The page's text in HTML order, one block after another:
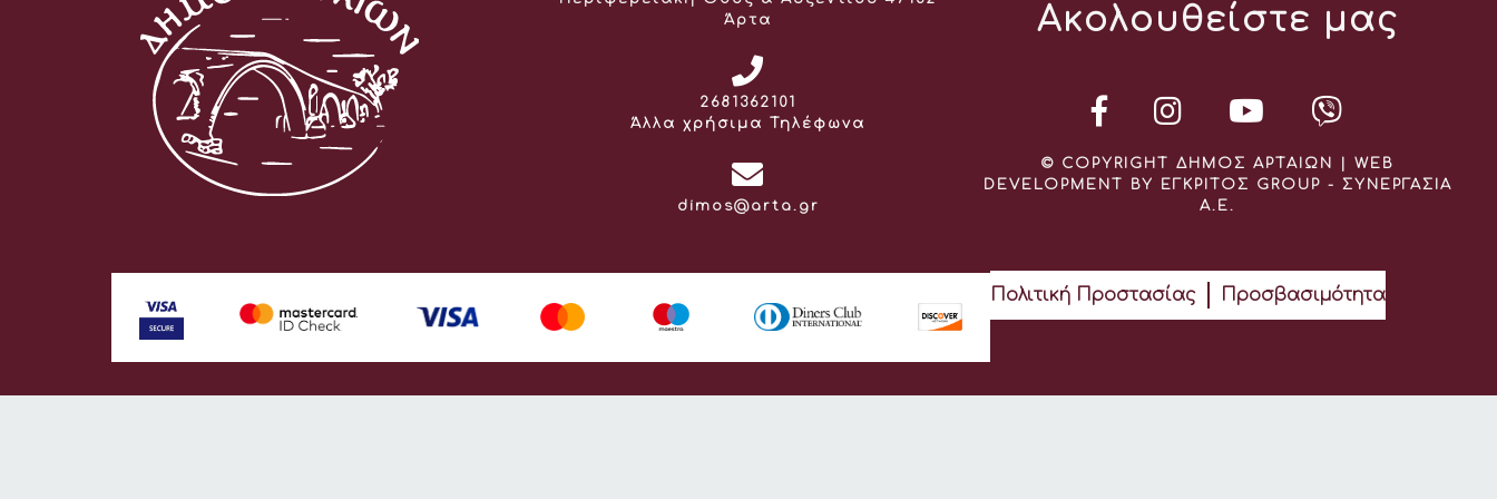
Άρτα
Τηλέφωνο:
2681362101
Άλλα χρήσιμα Τηλέφωνα
Email:
dimos@arta.gr
Ακολουθείστε μας
© COPYRIGHT ΔΗΜΟΣ ΑΡΤΑΙΩΝ | WEB
DEVELOPMENT BY ΕΓΚΡΙΤΟΣ GROUP - ΣΥΝΕΡΓΑΣΙΑ
Α.Ε.
Πολιτική Προστασίας Προσβασιμότητα